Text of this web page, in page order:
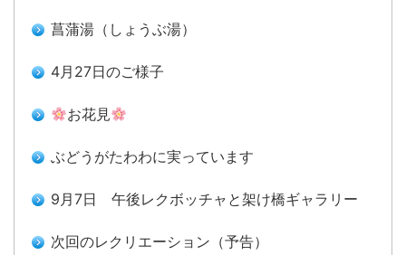
菖蒲湯（しょうぶ湯）
4月27日のご様子
お花見
ぶどうがたわわに実っています
9月7日 午後レクボッチャと架け橋ギャラリー
次回のレクリエーション（予告）